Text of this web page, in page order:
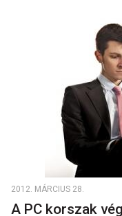
2012. MÁRCIUS 28.
A PC korszak